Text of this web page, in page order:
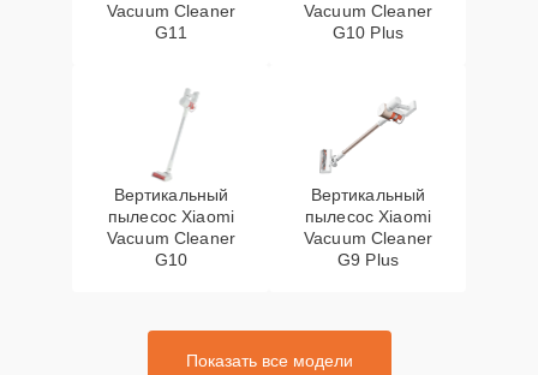
Vacuum Cleaner
G11
Vacuum Cleaner
G10 Plus
Вертикальный
пылесос Xiaomi
Vacuum Cleaner
G10
Вертикальный
пылесос Xiaomi
Vacuum Cleaner
G9 Plus
Показать все модели